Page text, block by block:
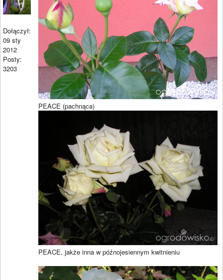
Dołączył:
09 sty
2012
Posty:
3203
PEACE (pachnąca)
PEACE, jakże inna w późnojesiennym kwitnieniu